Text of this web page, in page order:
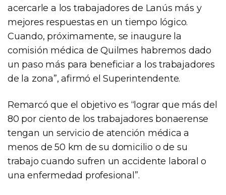
acercarle a los trabajadores de Lanús más y
mejores respuestas en un tiempo lógico.
Cuando, próximamente, se inaugure la
comisión médica de Quilmes habremos dado
un paso más para beneficiar a los trabajadores
de la zona”, afirmó el Superintendente.
Remarcó que el objetivo es “lograr que más del
80 por ciento de los trabajadores bonaerense
tengan un servicio de atención médica a
menos de 50 km de su domicilio o de su
trabajo cuando sufren un accidente laboral o
una enfermedad profesional”.